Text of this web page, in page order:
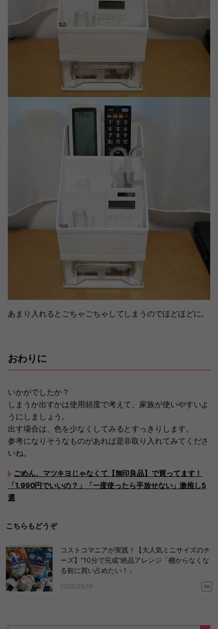
あまり入れるとごちゃごちゃしてしまうのでほどほどに。
おわりに
いかがでしたか？
しまうか出すかは使用頻度で考えて、家族が使いやすいよ
うにしましょう。
出す場合は、色を少なくしてみるとすっきりします。
参考になりそうなものがあれば是非取り入れてみてくださ
いね。
ごめん、マツキヨじゃなくて【無印良品】で買ってます！
「1,990円でいいの？」「一度使ったら手放せない」激推し5
選
こちらもどうぞ
コストコマニアが実践！【大人気ミニサイズのチ
ーズ】“10分で完成”絶品アレンジ「棚からなくな
る前に買い占めたい！」
2026/05/19 PR